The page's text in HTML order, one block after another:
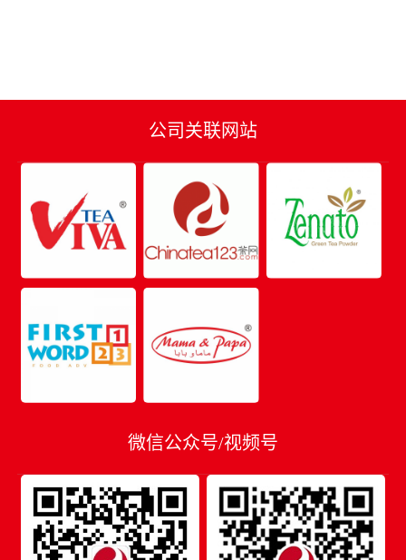
公司关联网站
微信公众号/视频号